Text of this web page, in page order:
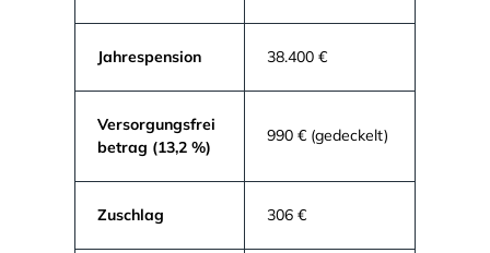
Jahrespension 38.400 €
Versorgungsfrei
betrag (13,2 %)
990 € (gedeckelt)
Zuschlag 306 €